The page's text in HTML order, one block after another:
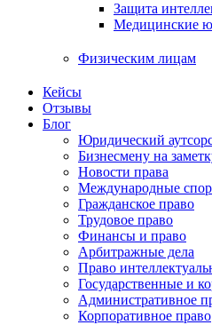
Защита
Медицинские
Физическим лицам
Кейсы
Отзывы
Блог
Юридический
Бизнесмену на
Новости права
Международные
Гражданское право
Трудовое право
Финансы и право
Арбитражные дела
Право
Государственные и
Административное
Корпоративное право